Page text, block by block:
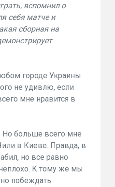
вспомнил о
себя матче и
сборная на
городе Украины.
не удивлю, если
мне нравится в
Но больше всего мне
в Киеве. Правда, в
но все равно
К тому же мы
побеждать